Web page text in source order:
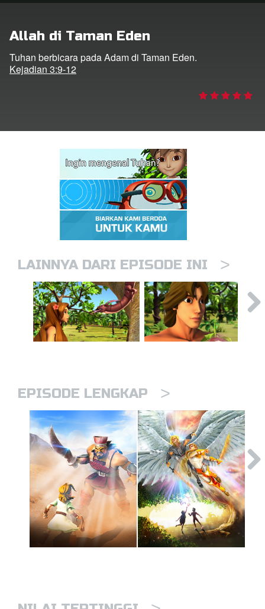
Allah di Taman Eden
Tuhan berbicara pada Adam di Taman Eden.
Kejadian 3:9-12
LAINNYA DARI EPISODE INI >
EPISODE LENGKAP >